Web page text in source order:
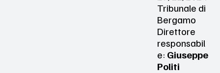
Tribunale di
Bergamo
Direttore
responsabil
e: Giuseppe
Politi